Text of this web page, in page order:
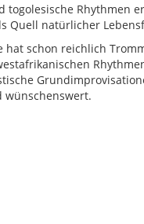
togolesische
Quell natürlicher
hat schon reichlich
wünschenswert.